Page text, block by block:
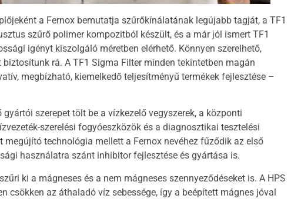
a Fernox bemutatja szűrőkínálatának legújabb tagját, a TF1
szűrő polimer kompozitból készült, és a már jól ismert TF1
igényt kiszolgáló méretben elérhető. Könnyen szerelhető,
rá. A TF1 Sigma Filter minden tekintetben magán
megbízható, kiemelkedő teljesítményű termékek fejlesztése –
szerepet tölt be a vízkezelő vegyszerek, a központi
szerelési fogyóeszközök és a diagnosztikai tesztelési
technológia mellett a Fernox nevéhez fűződik az első
használatra szánt inhibitor fejlesztése és gyártása is.
ki a mágneses és a nem mágneses szennyeződéseket is. A HPS
csökken az áthaladó víz sebessége, így a beépített mágnes jóval